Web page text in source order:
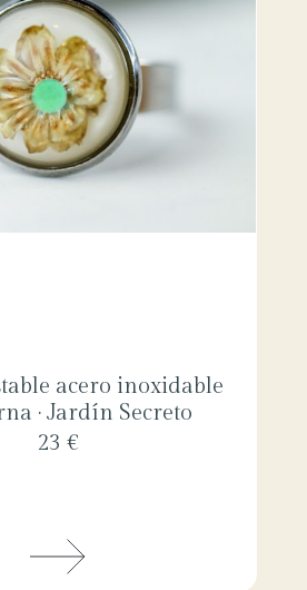
acero inoxidable
· Jardín Secreto
23 €